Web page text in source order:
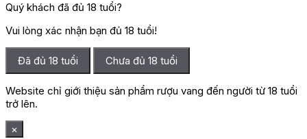
Quý khách đã đủ 18 tuổi?
Vui lòng xác nhận bạn đủ 18 tuổi!
Đã đủ 18 tuổi Chưa đủ 18 tuổi
Website chỉ giới thiệu sản phẩm rượu vang đến người từ 18 tuổi
trở lên.
×